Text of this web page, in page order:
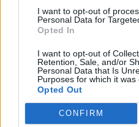
I want to opt-out of
Personal Data for
Opted In
I want to opt-out of
Retention, Sale, and/or
Personal Data that Is
Purposes for which it was
Opted Out
CONFIRM
Παρασκευή, 14 Φεβρουαρίου
Ένας ηθοποιός, τριάντα ρόλοι.
– σκηνοθέτη, ο ταλαντούχος
τις καθηλωτικές…